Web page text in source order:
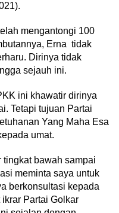
mengantongi 100
Erna tidak
Dirinya tidak
sejauh ini.
ini khawatir dirinya
Tetapi tujuan Partai
Yang Maha Esa
umat.
tingkat bawah sampai
meminta saya untuk
berkonsultasi kepada
Partai Golkar